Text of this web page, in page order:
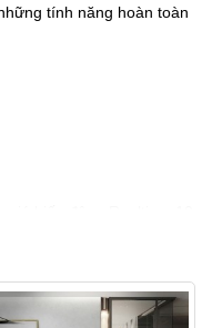
tính năng hoàn toàn
biến động Realtime 10